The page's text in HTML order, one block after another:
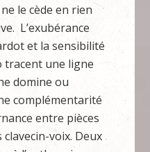
le cède en rien
L’exubérance
et la sensibilité
tracent une ligne
domine ou
complémentarité
entre pièces
voix. Deux